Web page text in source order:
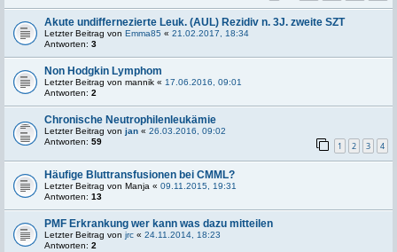
Akute undiffernezierte Leuk. (AUL) Rezidiv n. 3J. zweite SZT
Letzter Beitrag von Emma85 « 21.02.2017, 18:34
Antworten: 3
Non Hodgkin Lymphom
Letzter Beitrag von mannik « 17.06.2016, 09:01
Antworten: 2
Chronische Neutrophilenleukämie
Letzter Beitrag von jan « 26.03.2016, 09:02
Antworten: 59 1 2 3 4
Häufige Bluttransfusionen bei CMML?
Letzter Beitrag von Manja « 09.11.2015, 19:31
Antworten: 13
PMF Erkrankung wer kann was dazu mitteilen
Letzter Beitrag von jrc « 24.11.2014, 18:23
Antworten: 2